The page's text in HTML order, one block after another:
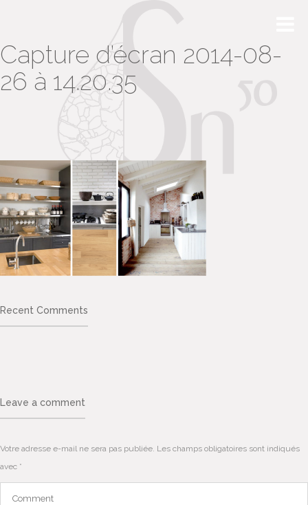
Capture d’écran 2014-08-
26 à 14.20.35
Recent Comments
Leave a comment
Votre adresse e-mail ne sera pas publiée. Les champs obligatoires sont indiqués
avec *